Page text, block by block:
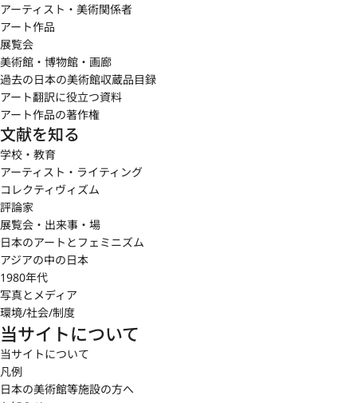
アーティスト・美術関係者
アート作品
展覧会
美術館・博物館・画廊
過去の日本の美術館収蔵品目録
アート翻訳に役立つ資料
アート作品の著作権
文献を知る
学校・教育
アーティスト・ライティング
コレクティヴィズム
評論家
展覧会・出来事・場
日本のアートとフェミニズム
アジアの中の日本
1980年代
写真とメディア
環境/社会/制度
当サイトについて
当サイトについて
凡例
日本の美術館等施設の方へ